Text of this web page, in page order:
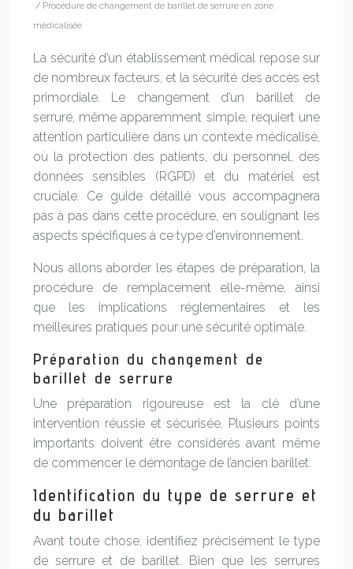
/ Procédure de changement de barillet de serrure en zone
médicalisée
La sécurité d’un établissement médical repose sur
de nombreux facteurs, et la sécurité des accès est
primordiale. Le changement d’un barillet de
serrure, même apparemment simple, requiert une
attention particulière dans un contexte médicalisé,
où la protection des patients, du personnel, des
données sensibles (RGPD) et du matériel est
cruciale. Ce guide détaillé vous accompagnera
pas à pas dans cette procédure, en soulignant les
aspects spécifiques à ce type d’environnement.
Nous allons aborder les étapes de préparation, la
procédure de remplacement elle-même, ainsi
que les implications réglementaires et les
meilleures pratiques pour une sécurité optimale.
Préparation du changement de
barillet de serrure
Une préparation rigoureuse est la clé d’une
intervention réussie et sécurisée. Plusieurs points
importants doivent être considérés avant même
de commencer le démontage de l’ancien barillet.
Identification du type de serrure et
du barillet
Avant toute chose, identifiez précisément le type
de serrure et de barillet. Bien que les serrures